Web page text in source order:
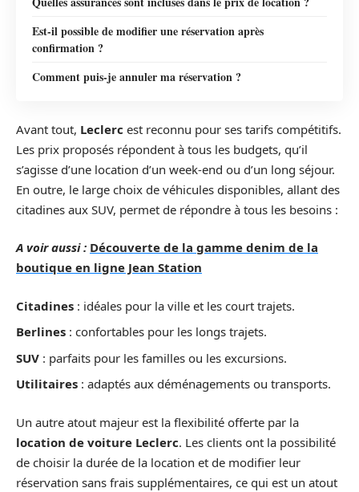
Est-il possible de modifier une réservation après
confirmation ?
Comment puis-je annuler ma réservation ?
Avant tout, Leclerc est reconnu pour ses tarifs compétitifs.
Les prix proposés répondent à tous les budgets, qu’il
s’agisse d’une location d’un week-end ou d’un long séjour.
En outre, le large choix de véhicules disponibles, allant des
citadines aux SUV, permet de répondre à tous les besoins :
A voir aussi : Découverte de la gamme denim de la
boutique en ligne Jean Station
Citadines : idéales pour la ville et les court trajets.
Berlines : confortables pour les longs trajets.
SUV : parfaits pour les familles ou les excursions.
Utilitaires : adaptés aux déménagements ou transports.
Un autre atout majeur est la flexibilité offerte par la
location de voiture Leclerc. Les clients ont la possibilité
de choisir la durée de la location et de modifier leur
réservation sans frais supplémentaires, ce qui est un atout